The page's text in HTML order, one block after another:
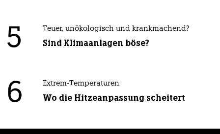
5 Teuer, unökologisch und krankmachend?
Sind Klimaanlagen böse?
6 Extrem-Temperaturen
Wo die Hitzeanpassung scheitert